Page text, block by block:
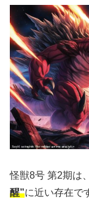
怪獣8号 第2期は
醒”に近い存在で